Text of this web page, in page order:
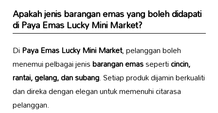
Apakah jenisbarangan emasyang boleh didapati
diPaya Emas Lucky Mini Market?
DiPaya Emas Lucky Mini Market, pelanggan boleh
menemui pelbagai jenisbarangan emasseperticincin,
rantai, gelang, dan subang. Setiap produk dijamin berkualiti
dan direka dengan elegan untuk memenuhi citarasa
pelanggan.